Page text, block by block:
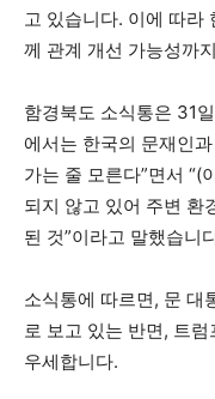
고 있습니다. 이에 따라
께 관계 개선 가능성까
함경북도 소식통은 31
에서는 한국의 문재인
가는 줄 모른다”면서 “(
되지 않고 있어 주변 환
된 것”이라고 말했습니
소식통에 따르면, 문 대
로 보고 있는 반면, 트
우세합니다.